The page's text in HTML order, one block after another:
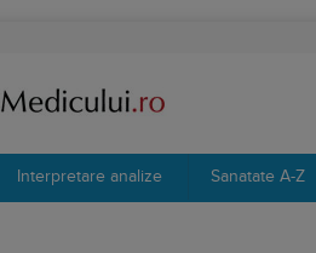
Interpretare analize Sanatate A-Z